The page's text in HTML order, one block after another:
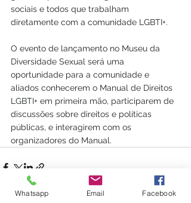
sociais e todos que trabalham
diretamente com a comunidade LGBTI+.
O evento de lançamento no Museu da
Diversidade Sexual será uma
oportunidade para a comunidade e
aliados conhecerem o Manual de Direitos
LGBTI+ em primeira mão, participarem de
discussões sobre direitos e políticas
públicas, e interagirem com os
organizadores do Manual.
Whatsapp Email Facebook